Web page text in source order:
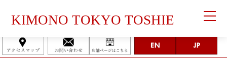
KIMONO TOKYO TOSHIE